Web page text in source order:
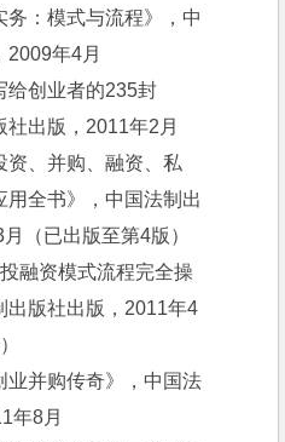
务：模式与流程》，中
2009年4月
给创业者的235封
出版，2011年2月
资、并购、融资、私
用全书》，中国法制出
（已出版至第4版）
融资模式流程完全操
出版社出版，2011年4
业并购传奇》，中国法
年8月